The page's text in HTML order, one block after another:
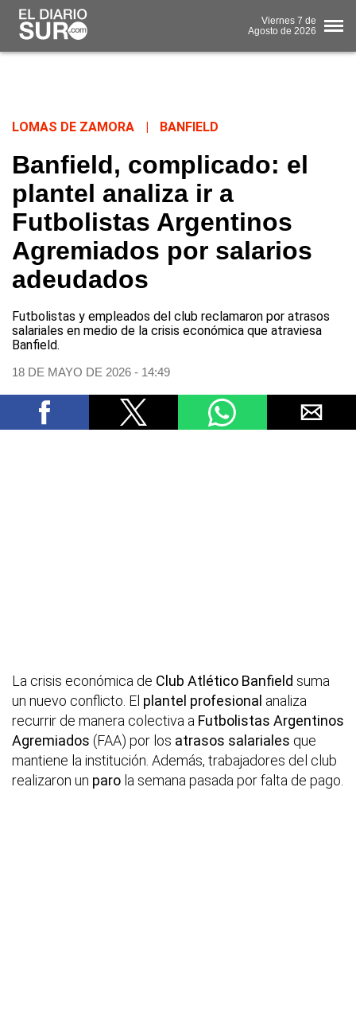
Viernes 7 de
Agosto de 2026
LOMAS DE ZAMORA BANFIELD
Banfield, complicado: el
plantel analiza ir a
Futbolistas Argentinos
Agremiados por salarios
adeudados
Futbolistas y empleados del club reclamaron por atrasos
salariales en medio de la crisis económica que atraviesa
Banfield.
18 DE MAYO DE 2026 - 14:49
La crisis económica de Club Atlético Banfield suma
un nuevo conflicto. El plantel profesional analiza
recurrir de manera colectiva a Futbolistas Argentinos
Agremiados (FAA) por los atrasos salariales que
mantiene la institución. Además, trabajadores del club
realizaron un paro la semana pasada por falta de pago.